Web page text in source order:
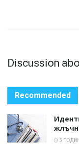
Discussion
Recommended
5